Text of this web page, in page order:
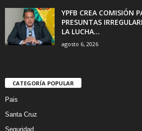
YPFB CREA COMISIÓN
PRESUNTAS
LA LUCHA...
agosto 6, 2026
CATEGORÍA POPULAR
Pais
Santa Cruz
Seguridad